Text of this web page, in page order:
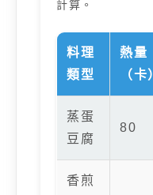
計算。
料理
類型
熱量
（卡
蒸蛋
豆腐
80
香煎